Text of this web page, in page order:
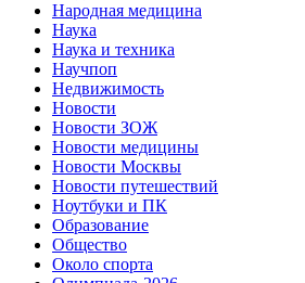
Народная медицина
Наука
Наука и техника
Научпоп
Недвижимость
Новости
Новости ЗОЖ
Новости медицины
Новости Москвы
Новости путешествий
Ноутбуки и ПК
Образование
Общество
Около спорта